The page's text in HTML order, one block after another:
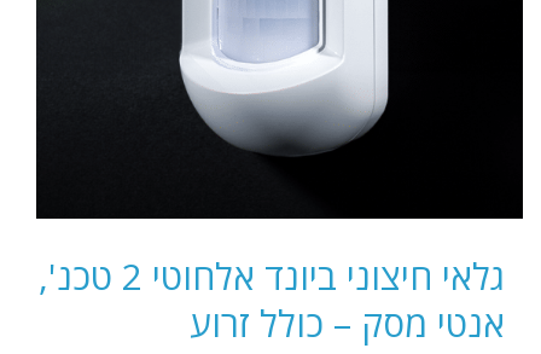
גלאי חיצוני ביונד אלחוטי 2 טכנ',
אנטי מסק – כולל זרוע